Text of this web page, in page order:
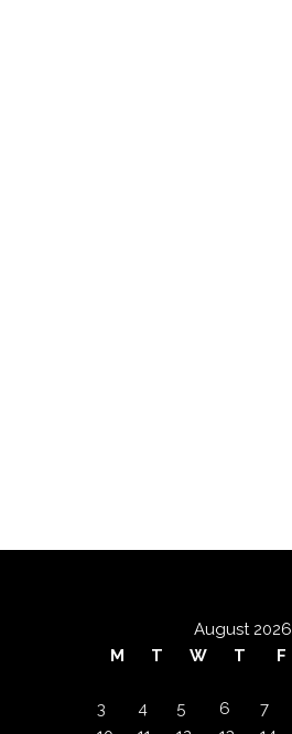
August 2026
M
T W T F
3
4 5 6 7